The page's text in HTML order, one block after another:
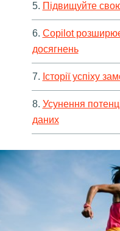
5. Підвищуйте
6. Copilot
досягнень
7. Історії успіху
8. Усунення
даних